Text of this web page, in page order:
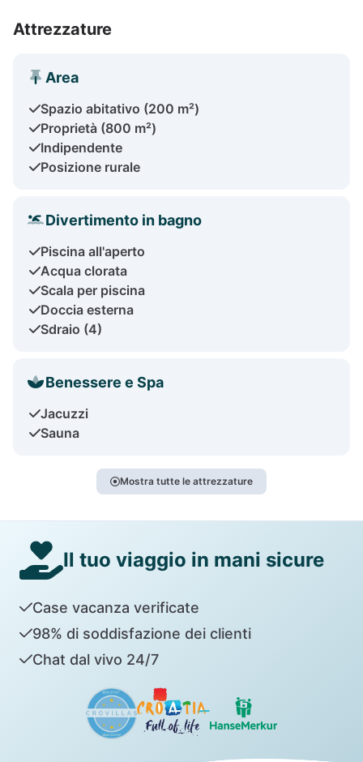
Attrezzature
Area
Spazio abitativo (200 m²)
Proprietà (800 m²)
Indipendente
Posizione rurale
Divertimento in bagno
Piscina all'aperto
Acqua clorata
Scala per piscina
Doccia esterna
Sdraio (4)
Benessere e Spa
Jacuzzi
Sauna
Mostra tutte le attrezzature
Il tuo viaggio in mani sicure
Case vacanza verificate
98% di soddisfazione dei clienti
Chat dal vivo 24/7